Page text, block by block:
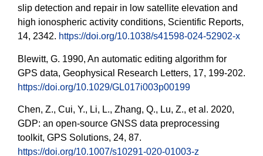
slip detection and repair in low satellite elevation and
high ionospheric activity conditions, Scientific Reports,
14, 2342. https://doi.org/10.1038/s41598-024-52902-x
Blewitt, G. 1990, An automatic editing algorithm for
GPS data, Geophysical Research Letters, 17, 199-202.
https://doi.org/10.1029/GL017i003p00199
Chen, Z., Cui, Y., Li, L., Zhang, Q., Lu, Z., et al. 2020,
GDP: an open-source GNSS data preprocessing
toolkit, GPS Solutions, 24, 87.
https://doi.org/10.1007/s10291-020-01003-z